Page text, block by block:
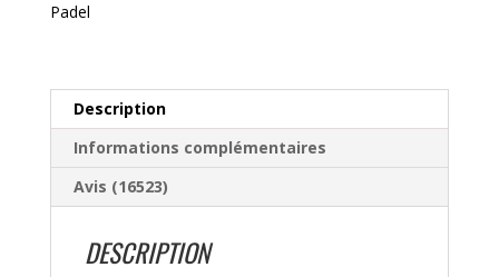
Padel
Description
Informations complémentaires
Avis (16523)
DESCRIPTION